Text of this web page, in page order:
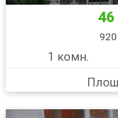
46
1 комн.